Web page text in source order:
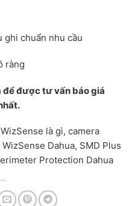
ghi chuẩn nhu cầu
ràng
để được tư vấn báo giá
là gì, camera
Dahua, SMD Plus
Protection Dahua